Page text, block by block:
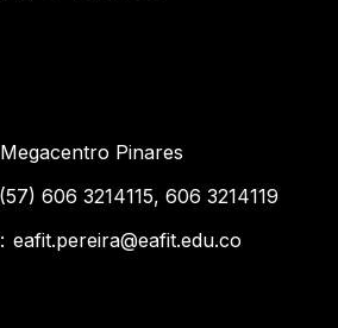
Pinares
606 3214115, 606 3214119
eafit.pereira@eafit.edu.co